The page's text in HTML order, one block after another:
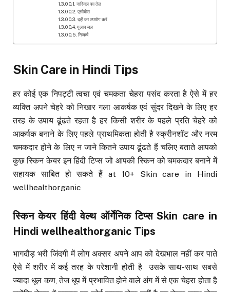
नारियल का तेल
एलोवीरा
दही का उपयोग करें
गुलाब जल
निष्कर्ष
Skin Care in Hindi Tips
हर कोई एक निपट्टी त्वचा एवं चमकता चेहरा पसंद करता है ऐसे में हर
व्यक्ति अपने चेहरे को निखार गला आकर्षक एवं सुंदर दिखने के लिए हर
तरह के उपाय ढूंढते रहता है हर किसी शरीर के पहले प्रति चेहरे को
आकर्षक बनाने के लिए पहले प्राथमिकता होती है स्क्रीनशॉट और नरम
चमकदार होने के लिए न जाने कितने उपाय ढूंढते हैं चलिए बताते आपको
कुछ स्किन केयर इन हिंदी टिप्स जो आपकी स्किन को चमकदार बनाने में
सहायक साबित हो सकते हैं at 10+ Skin care in Hindi
wellhealthorganic
स्किन केयर हिंदी वेल्थ ऑर्गेनिक टिप्सSkin care in
Hindi wellhealthorganic Tips
भागदौड़ भरी जिंदगी में लोग अक्सर अपने आप को देखभाल नहीं कर पाते
ऐसे में शरीर में कई तरह के परेशानी होती है उसके साथ-साथ सबसे
ज्यादा धूल कण, तेज धूप में प्रभावित होने वाले अंग में से एक चेहरा होता है